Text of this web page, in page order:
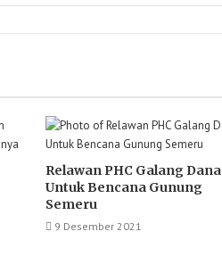
Relawan PHC Galang Dana
Untuk Bencana Gunung
Semeru
9 Desember 2021